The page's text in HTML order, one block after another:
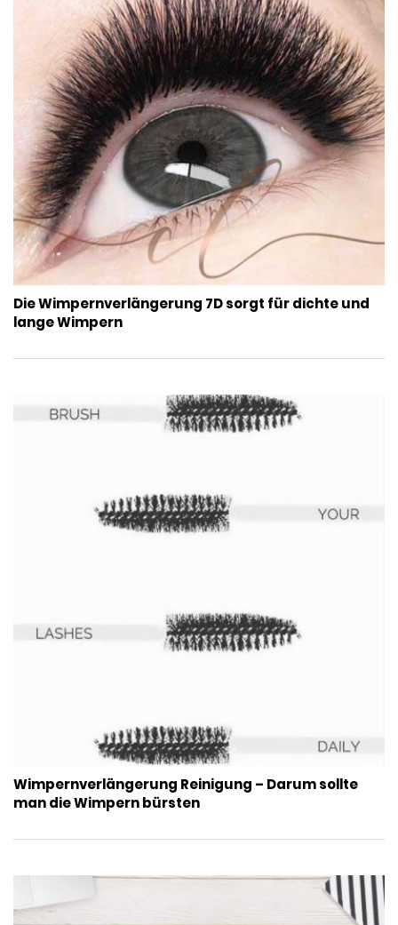
Die Wimpernverlängerung 7D sorgt für dichte und
lange Wimpern
Wimpernverlängerung Reinigung – Darum sollte
man die Wimpern bürsten